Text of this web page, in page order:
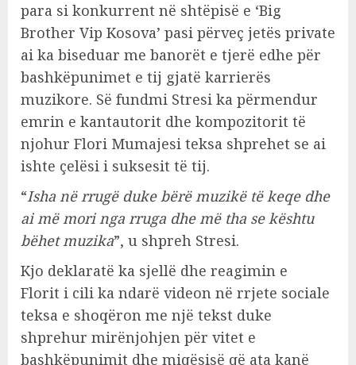
para si konkurrent në shtëpisë e ‘Big
Brother Vip Kosova’ pasi përveç jetës private
ai ka biseduar me banorët e tjerë edhe për
bashkëpunimet e tij gjatë karrierës
muzikore. Së fundmi Stresi ka përmendur
emrin e kantautorit dhe kompozitorit të
njohur Flori Mumajesi teksa shprehet se ai
ishte çelësi i suksesit të tij.
“Isha në rrugë duke bërë muzikë të keqe dhe
ai më mori nga rruga dhe më tha se kështu
bëhet muzika”, u shpreh Stresi.
Kjo deklaratë ka sjellë dhe reagimin e
Florit i cili ka ndarë videon në rrjete sociale
teksa e shoqëron me një tekst duke
shprehur mirënjohjen për vitet e
bashkëpunimit dhe miqësisë që ata kanë